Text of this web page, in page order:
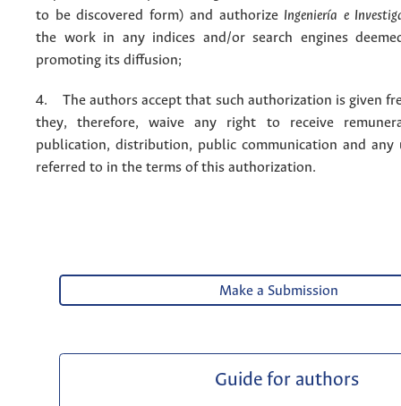
to be discovered form) and authorize Ingeniería e
the work in any indices and/or search engines
promoting its diffusion;
4. The authors accept that such authorization is given
they, therefore, waive any right to receive
publication, distribution, public communication and any
referred to in the terms of this authorization.
Make a Submission
Guide for authors